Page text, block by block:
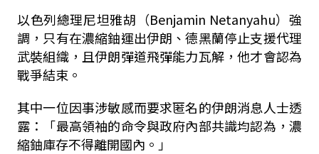
以色列總理尼坦雅胡（Benjamin Netanyahu）強
調，只有在濃縮鈾運出伊朗、德黑蘭停止支援代理
武裝組織，且伊朗彈道飛彈能力瓦解，他才會認為
戰爭結束。
其中一位因事涉敏感而要求匿名的伊朗消息人士透
露：「最高領袖的命令與政府內部共識均認為，濃
縮鈾庫存不得離開國內。」